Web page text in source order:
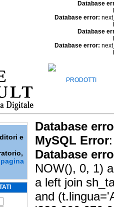
Database
Database error:
Database
Database error:
PRODOTTI
e
Database
MySQL Error
Database
NOW(), 0, 1)
a left join
and